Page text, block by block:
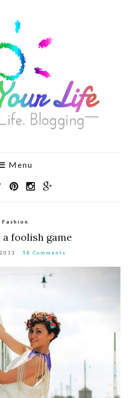
Menu
Fashion
foolish game
58 Comments